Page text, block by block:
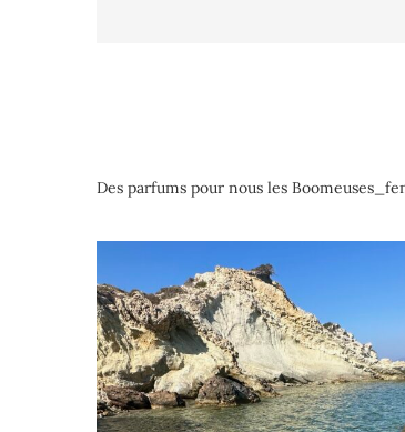
Des parfums pour nous les